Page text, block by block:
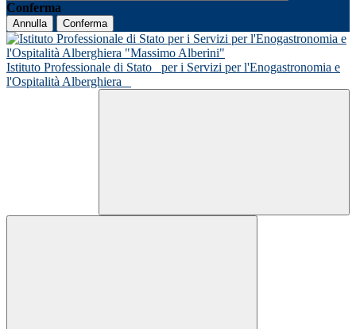
Conferma
Annulla Conferma
Istituto Professionale di Stato
per i Servizi per l'Enogastronomia e
l'Ospitalità Alberghiera